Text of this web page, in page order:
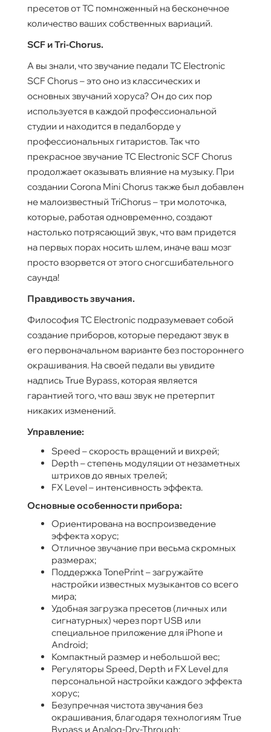
пресетов от TC помноженный на бесконечное
количество ваших собственных вариаций.
SCF и Tri-Chorus.
А вы знали, что звучание педали TC Electronic
SCF Chorus – это оно из классических и
основных звучаний хоруса? Он до сих пор
используется в каждой профессиональной
студии и находится в педалборде у
профессиональных гитаристов. Так что
прекрасное звучание TC Electronic SCF Chorus
продолжает оказывать влияние на музыку. При
создании Corona Mini Chorus также был добавлен
не малоизвестный TriChorus – три молоточка,
которые, работая одновременно, создают
настолько потрясающий звук, что вам придется
на первых порах носить шлем, иначе ваш мозг
просто взорвется от этого сногсшибательного
саунда!
Правдивость звучания.
Философия TC Electronic подразумевает собой
создание приборов, которые передают звук в
его первоначальном варианте без постороннего
окрашивания. На своей педали вы увидите
надпись True Bypass, которая является
гарантией того, что ваш звук не претерпит
никаких изменений.
Управление:
Speed – скорость вращений и вихрей;
Depth – степень модуляции от незаметных
штрихов до явных трелей;
FX Level – интенсивность эффекта.
Основные особенности прибора:
Ориентирована на воспроизведение
эффекта хорус;
Отличное звучание при весьма скромных
размерах;
Поддержка TonePrint – загружайте
настройки известных музыкантов со всего
мира;
Удобная загрузка пресетов (личных или
сигнатурных) через порт USB или
специальное приложение для iPhone и
Android;
Компактный размер и небольшой вес;
Регуляторы Speed, Depth и FX Level для
персональной настройки каждого эффекта
хорус;
Безупречная чистота звучания без
окрашивания, благодаря технологиям True
Bypass и Analog-Dry-Through;